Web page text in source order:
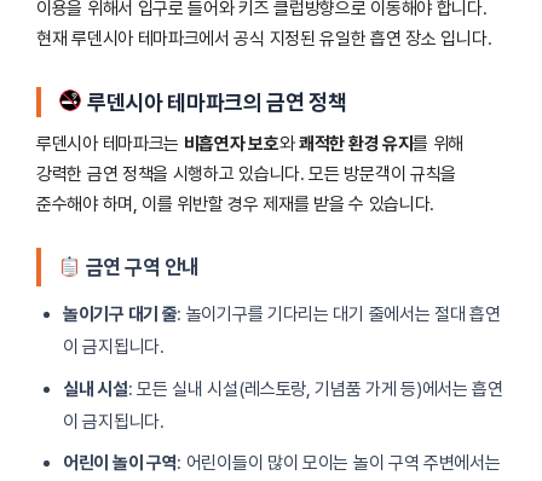
이용을 위해서 입구로 들어와 키즈 클럽방향으로 이동해야 합니다.
현재 루덴시아 테마파크에서 공식 지정된 유일한 흡연 장소 입니다.
루덴시아 테마파크의 금연 정책
루덴시아 테마파크는 비흡연자 보호와쾌적한 환경 유지를 위해
강력한 금연 정책을 시행하고 있습니다. 모든 방문객이 규칙을
준수해야 하며, 이를 위반할 경우 제재를 받을 수 있습니다.
금연 구역 안내
놀이기구 대기 줄: 놀이기구를 기다리는 대기 줄에서는 절대 흡연
이 금지됩니다.
실내 시설: 모든 실내 시설(레스토랑, 기념품 가게 등)에서는 흡연
이 금지됩니다.
어린이 놀이 구역: 어린이들이 많이 모이는 놀이 구역 주변에서는